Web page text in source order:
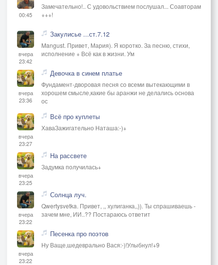
00:45
Замечательно!.. С удовольствием послушал... Соавторам
+++!
вчера
23:42
Закулисье ...ст.7.12
Mangust. Привет, Мария). Я коротко. За песню, стихи,
исполнение + Всё как в жизни. Ум
вчера
23:36
Девочка в синем платье
Фундамент-дворовая песня со всеми вытекающими в
хорошем смысле,какие бы аранжи не делались основа
ос
вчера
23:27
Всё про куплеты
ХаваЗажигательно Наташа:-)+
вчера
23:25
На рассвете
Задумка получилась+
вчера
23:22
Солнца луч.
Qwertysvetka. Привет, ,, хулиганка,,)). Ты спрашиваешь -
зачем мне, ИИ..?? Постараюсь ответит
вчера
23:22
Песенка про поэтов
Ну Ваще,шедеврально Вася:-)!Улыбнул!+9